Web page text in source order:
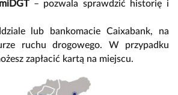
– pozwala sprawdzić historię i
lub bankomacie Caixabank, na
ruchu drogowego. W przypadku
zapłacić kartą na miejscu.